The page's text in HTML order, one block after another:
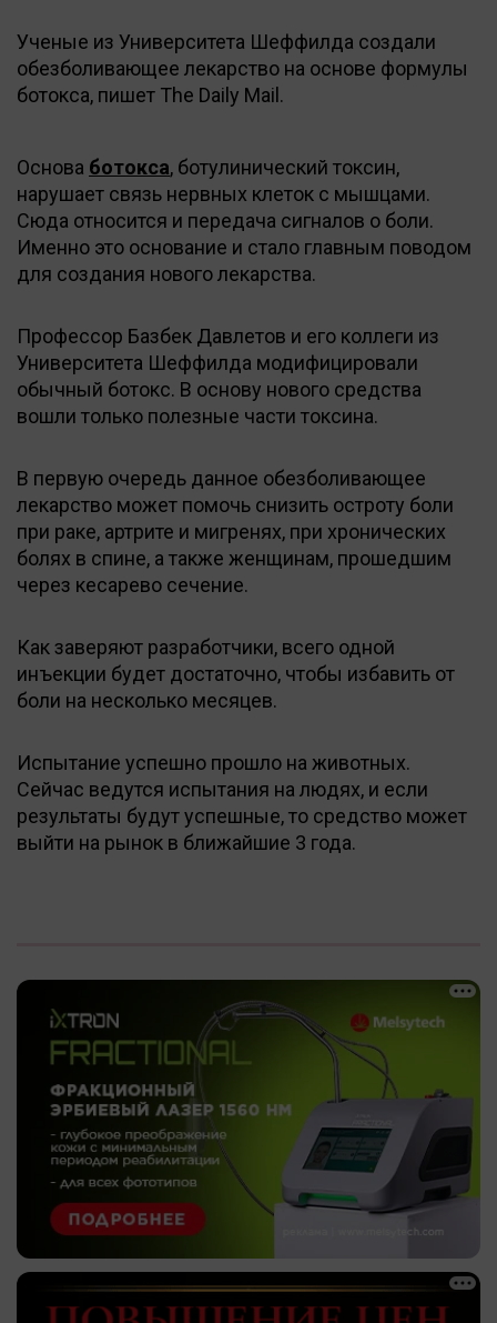
Ученые из Университета Шеффилда создали
обезболивающее лекарство на основе формулы
ботокса, пишет The Daily Mail.
Основа ботокса, ботулинический токсин,
нарушает связь нервных клеток с мышцами.
Сюда относится и передача сигналов о боли.
Именно это основание и стало главным поводом
для создания нового лекарства.
Профессор Базбек Давлетов и его коллеги из
Университета Шеффилда модифицировали
обычный ботокс. В основу нового средства
вошли только полезные части токсина.
В первую очередь данное обезболивающее
лекарство может помочь снизить остроту боли
при раке, артрите и мигренях, при хронических
болях в спине, а также женщинам, прошедшим
через кесарево сечение.
Как заверяют разработчики, всего одной
инъекции будет достаточно, чтобы избавить от
боли на несколько месяцев.
Испытание успешно прошло на животных.
Сейчас ведутся испытания на людях, и если
результаты будут успешные, то средство может
выйти на рынок в ближайшие 3 года.